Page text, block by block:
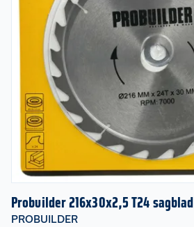
Probuilder 216x30x2,5 T24 sagblad
PROBUILDER